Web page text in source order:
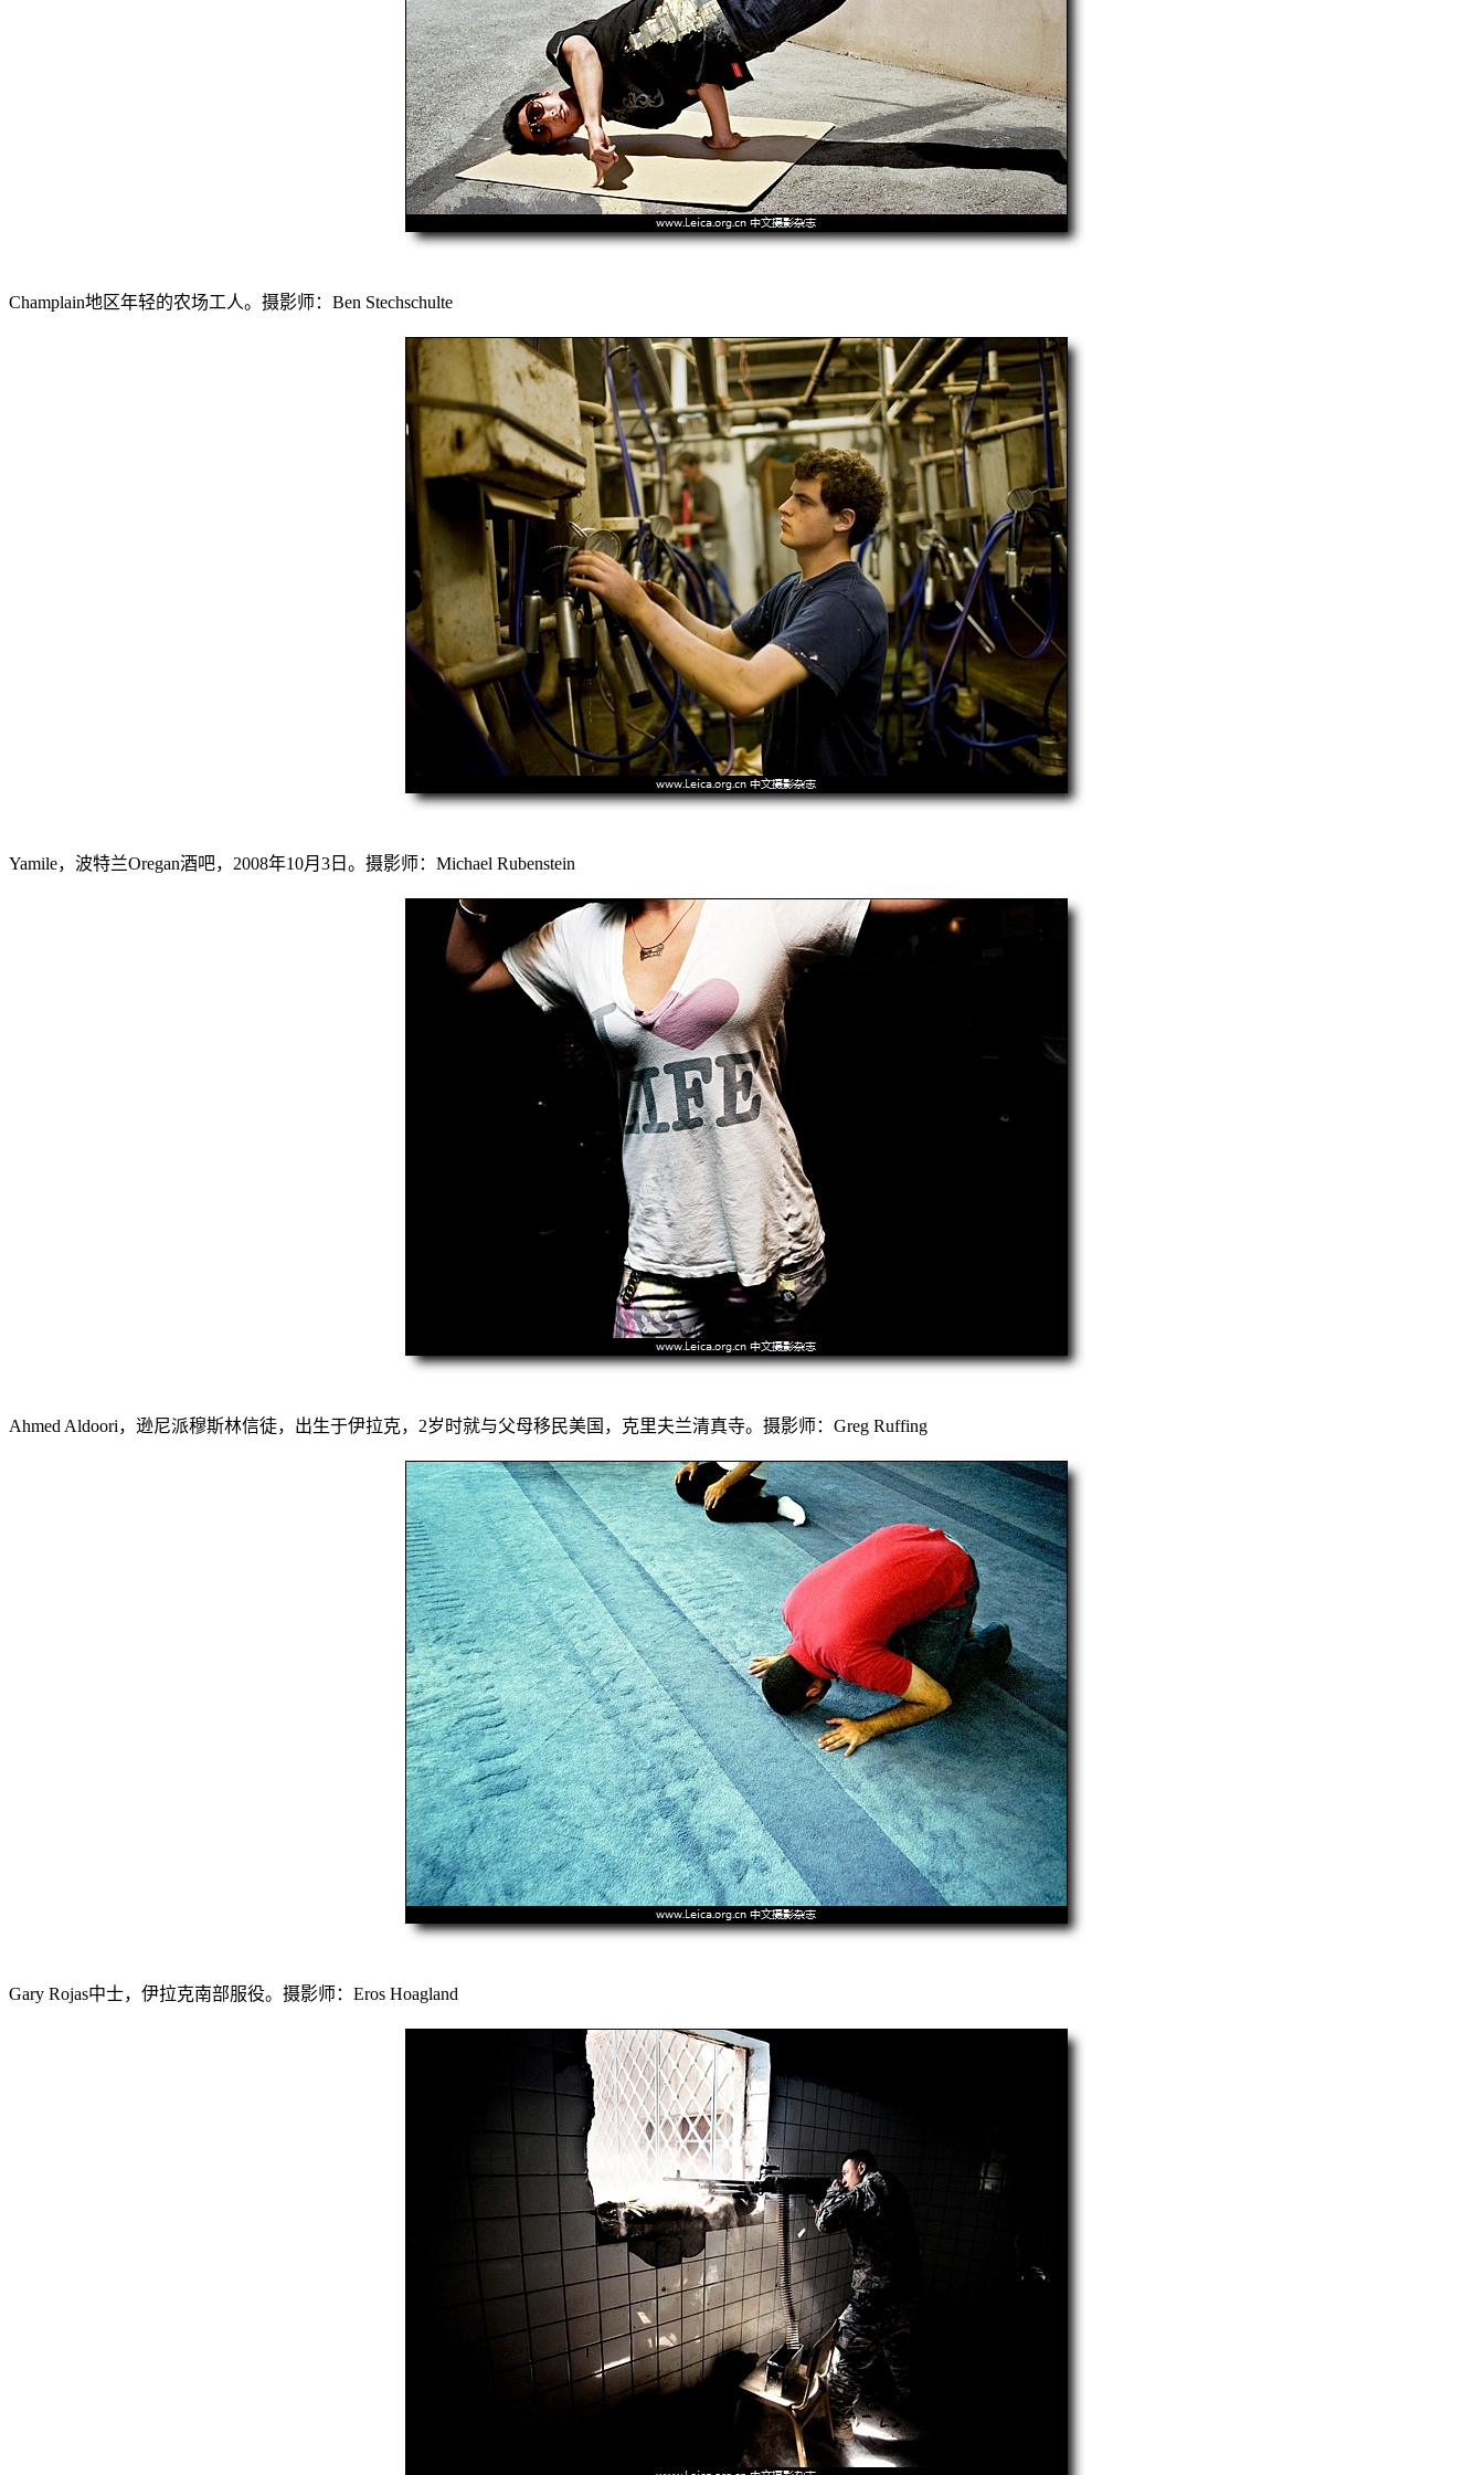
Champlain地区年轻的农场工人。摄影师：Ben Stechschulte
Yamile，波特兰Oregan酒吧，2008年10月3日。摄影师：Michael Rubenstein
Ahmed Aldoori，逊尼派穆斯林信徒，出生于伊拉克，2岁时就与父母移民美国，克里夫兰清真寺。摄影师：Greg Ruffing
Gary Rojas中士，伊拉克南部服役。摄影师：Eros Hoagland